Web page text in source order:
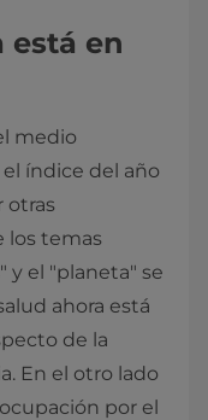
está en
medio
índice del año
otras
los temas
y el "planeta" se
ahora está
de la
En el otro lado
por el